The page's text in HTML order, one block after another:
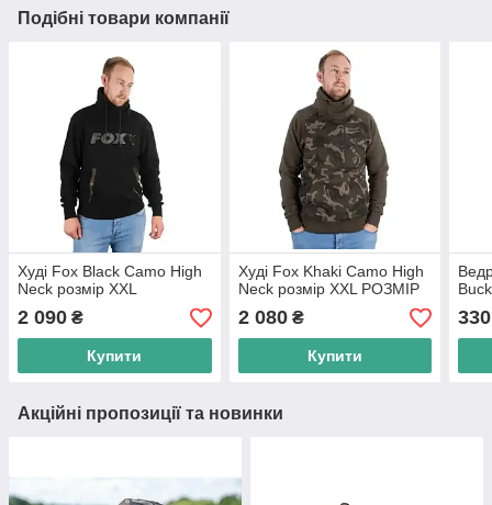
Подібні товари компанії
Худі Fox Black Camo High
Neck розмір XXL
2 090 ₴
Купити
Худі Fox Khaki Camo High
Neck розмір XXL РОЗМІР
2 080₴
Купити
330
Акційні пропозиції та новинки